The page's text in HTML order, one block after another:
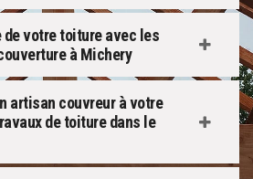
votre toiture avec les
à Michery
artisan couvreur à votre
de toiture dans le